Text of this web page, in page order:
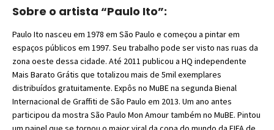
Sobre o artista “Paulo Ito”:
Paulo Ito nasceu em 1978 em São Paulo e começou a pintar em
espaços públicos em 1997. Seu trabalho pode ser visto nas ruas da
zona oeste dessa cidade. Até 2011 publicou a HQ independente
Mais Barato Grátis que totalizou mais de 5mil exemplares
distribuídos gratuitamente. Expôs no MuBE na segunda Bienal
Internacional de Graffiti de São Paulo em 2013. Um ano antes
participou da mostra São Paulo Mon Amour também no MuBE. Pintou